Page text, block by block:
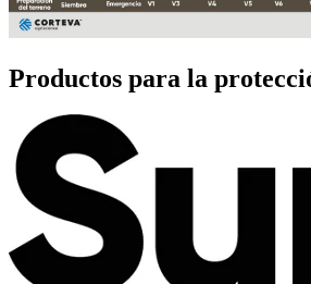
Productos para la